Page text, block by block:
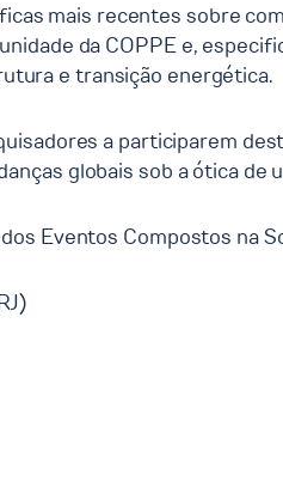
mais recentes sobre
da COPPE e,
e transição energética.
a participarem
globais sob a ótica de
Eventos Compostos na